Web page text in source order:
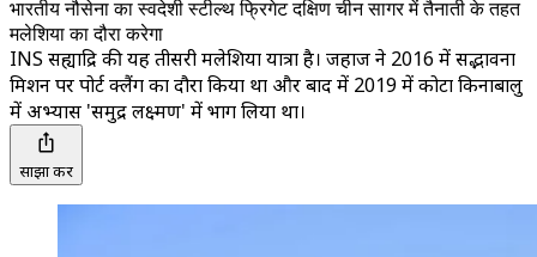
भारतीय नौसेना का स्वदेशी स्टील्थ फ्रिगेट दक्षिण चीन सागर में तैनाती के तहत
मलेशिया का दौरा करेगा
INS सह्याद्रि की यह तीसरी मलेशिया यात्रा है। जहाज ने 2016 में सद्भावना
मिशन पर पोर्ट क्लैंग का दौरा किया था और बाद में 2019 में कोटा किनाबालु
में अभ्यास 'समुद्र लक्ष्मण' में भाग लिया था।
साझा करें